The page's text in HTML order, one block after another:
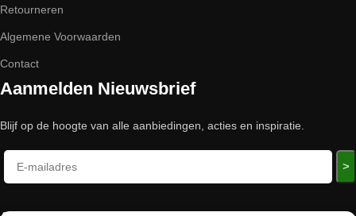
Retourneren
Algemene Voorwaarden
Contact
Aanmelden Nieuwsbrief
Blijf op de hoogte van alle aanbiedingen, acties en inspiratie.
>